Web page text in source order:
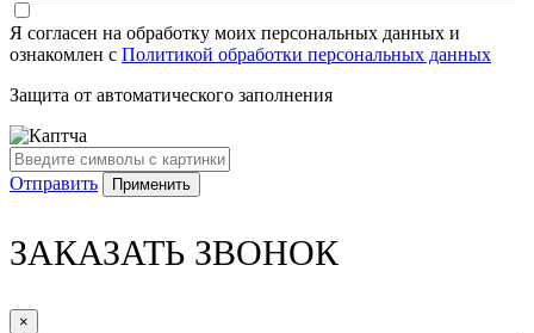
Я согласен на обработку моих персональных данных и
ознакомлен с Политикой обработки персональных данных
Защита от автоматического заполнения
Отправить
ЗАКАЗАТЬ ЗВОНОК
×